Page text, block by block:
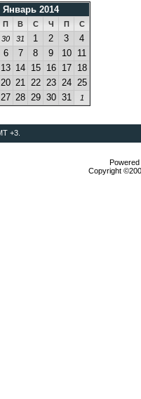
Январь 2014
П В С Ч П
С
30 31 1 2 3 4
6 7 8 9 10 11
13 14 15 16 17 18
20 21 22 23 24 25
27 28 29 30 31 1
+3.
Copyright